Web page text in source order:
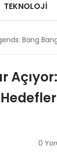
TEKNOLOJI
Bang
0